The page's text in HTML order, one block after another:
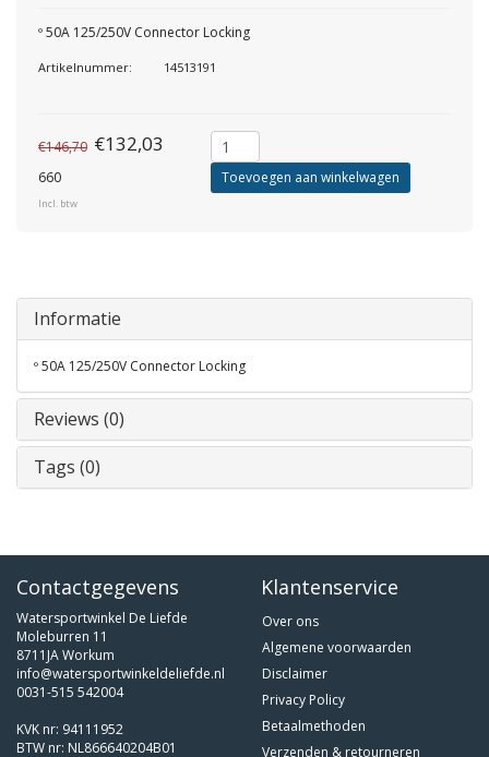
º 50A 125/250V Connector Locking
Artikelnummer: 14513191
€146,70 €132,03
660
Incl. btw
Toevoegen aan winkelwagen
Informatie
º 50A 125/250V Connector Locking
Reviews (0)
Tags (0)
Contactgegevens
Watersportwinkel De Liefde
Moleburren 11
8711JA Workum
info@watersportwinkeldeliefde.nl
0031-515 542004
KVK nr: 94111952
BTW nr: NL866640204B01
Klantenservice
Over ons
Algemene voorwaarden
Disclaimer
Privacy Policy
Betaalmethoden
Verzenden & retourneren